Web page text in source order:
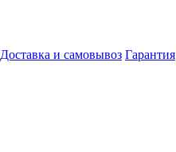
Доставка и самовывоз Гарантия